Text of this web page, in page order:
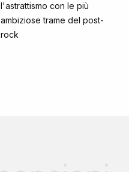
l'astrattismo con le più
ambiziose trame del post-
rock